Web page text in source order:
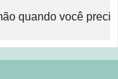
quando você